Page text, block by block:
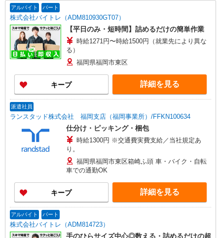
アルバイト パート
株式会社バイトレ（ADM810930GT07）
【平日のみ・短時間】詰めるだけの簡単作業
時給1271円〜時給1500円（就業先により異な
る）
福岡県福岡市東区
キープ 詳細を見る
派遣社員
ランスタッド株式会社 福岡支店（福岡事業所）/FFKN100634
仕分け・ピッキング・梱包
時給1300円 ※交通費実費支給／当社規定あ
り。
福岡県福岡市東区箱崎ふ頭 車・バイク・自転
車での通勤OK
キープ 詳細を見る
アルバイト パート
株式会社バイトレ（ADM814723）
手のひらサイズ中心◎数える・詰めるだけの超